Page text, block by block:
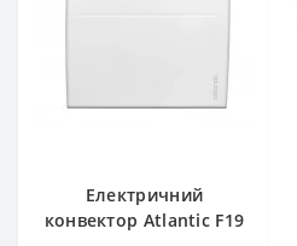
Електричний
конвектор Atlantic F19